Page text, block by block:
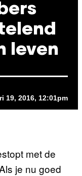
leven
19, 2016, 12:01pm
met de
je nu goed